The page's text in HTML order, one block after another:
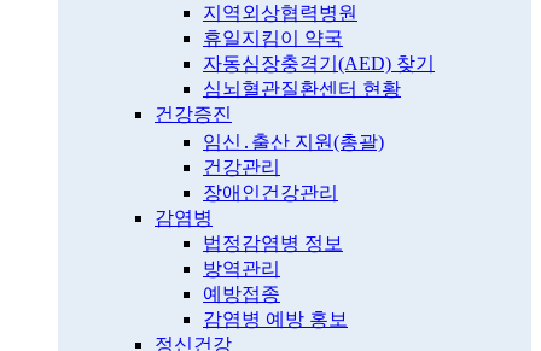
지역외상협력병원
휴일지킴이 약국
자동심장충격기(AED) 찾기
심뇌혈관질환센터 현황
건강증진
임신․출산 지원(총괄)
건강관리
장애인건강관리
감염병
법정감염병 정보
방역관리
예방접종
감염병 예방 홍보
정신건강